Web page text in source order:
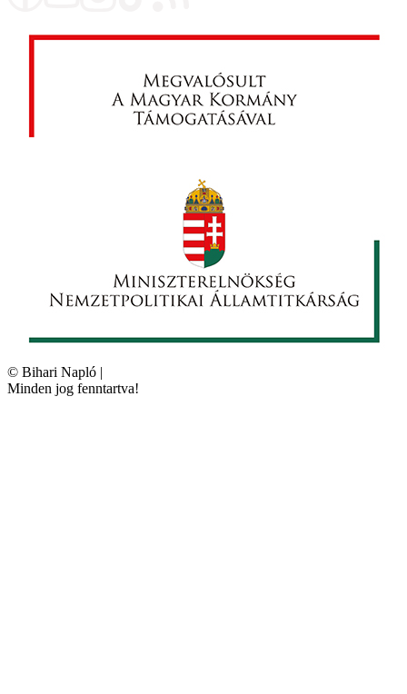
© Bihari Napló |
Minden jog fenntartva!